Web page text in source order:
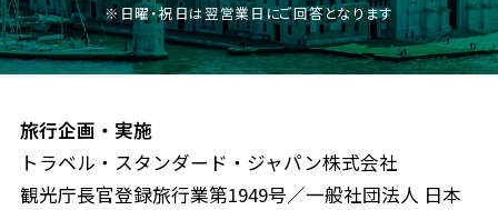
※日曜・祝日は翌営業日にご回答となります
旅行企画・実施
トラベル・スタンダード・ジャパン株式会社
観光庁長官登録旅行業第1949号／一般社団法人 日本